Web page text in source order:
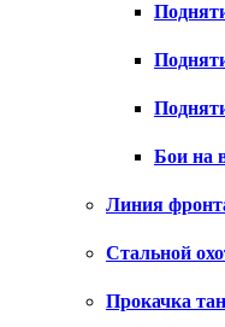
Бои на
Линия
Стальной
Прокачка